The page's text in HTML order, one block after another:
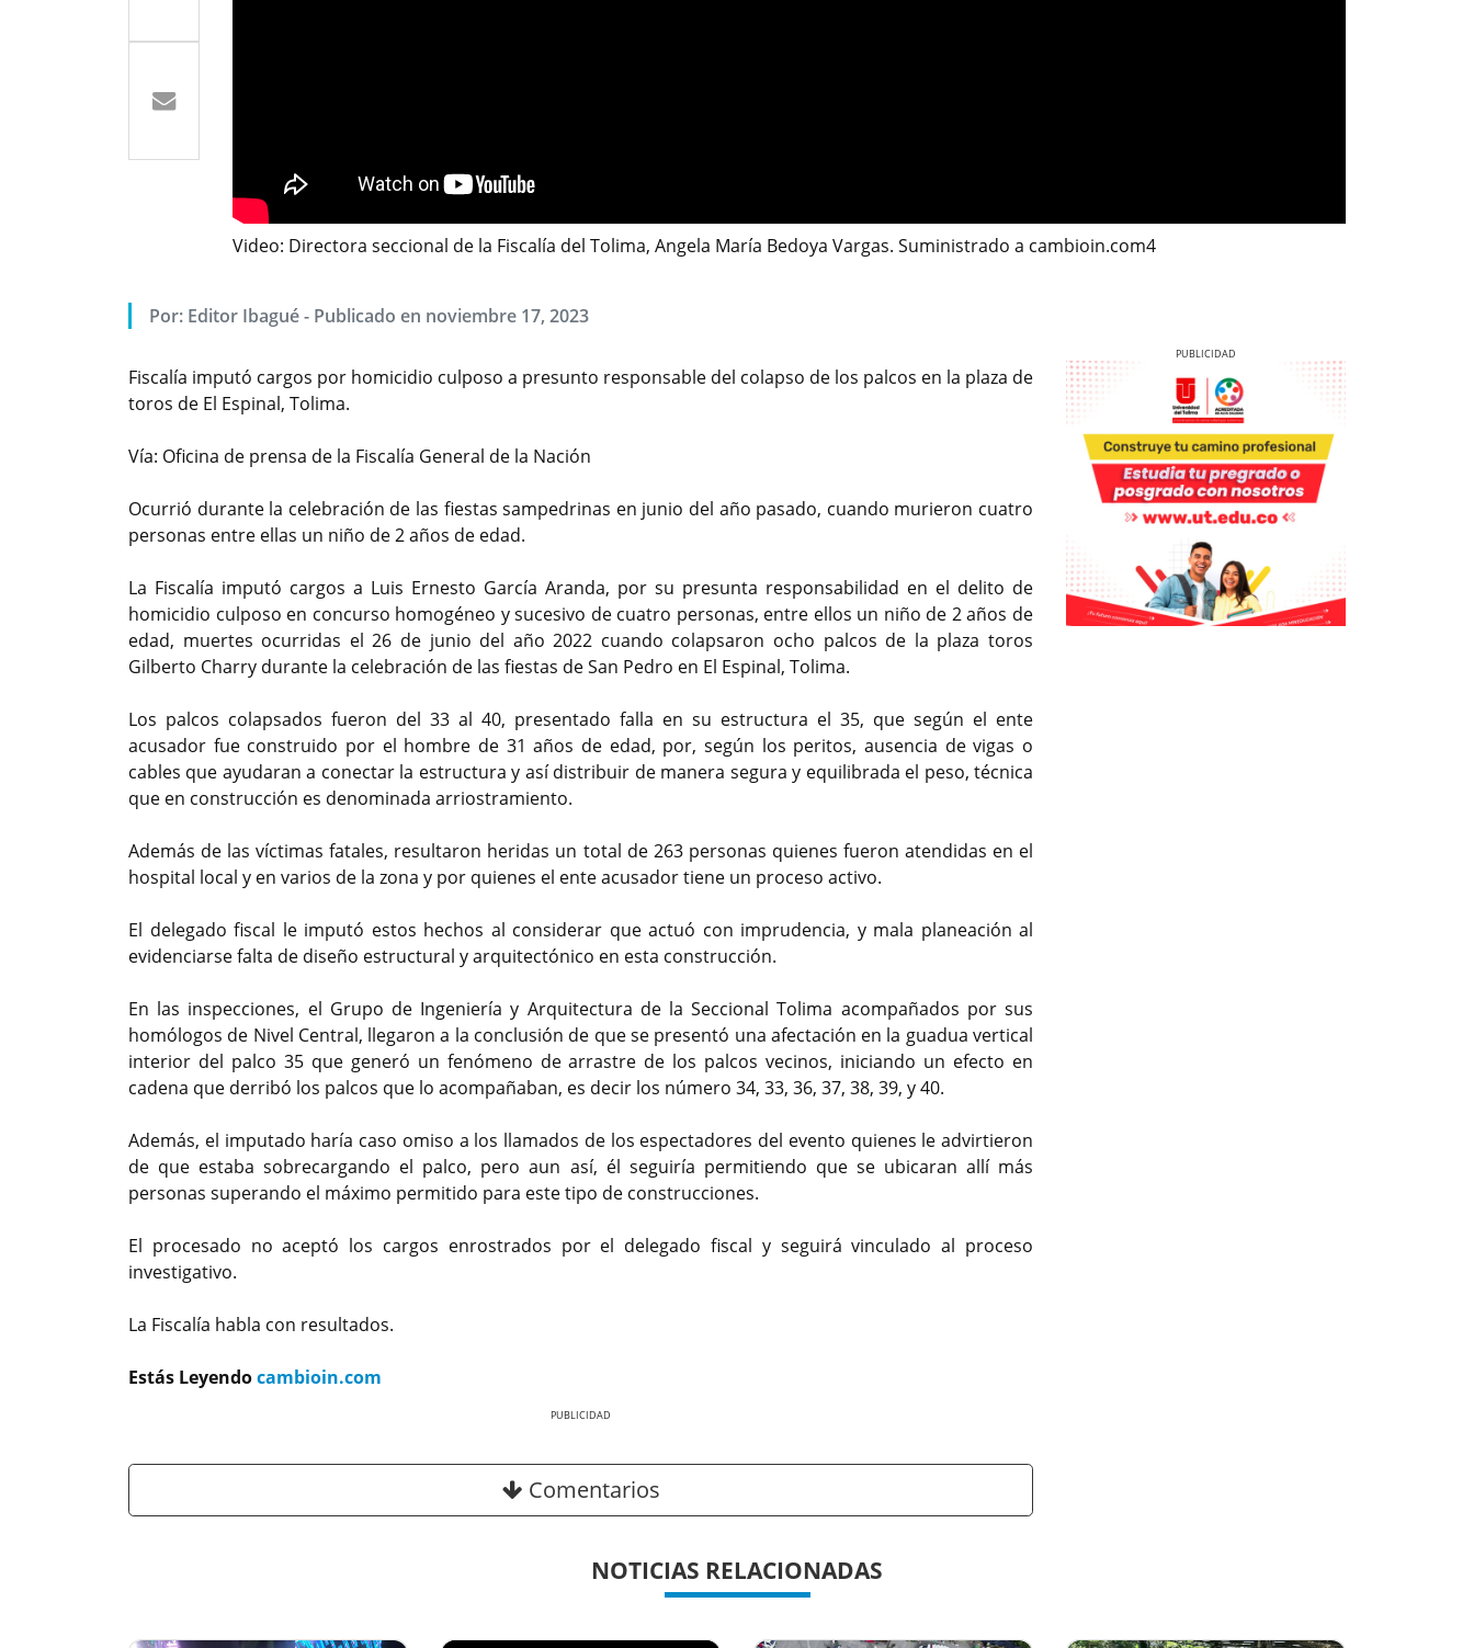
Video: Directora seccional de la Fiscalía del Tolima, Angela María Bedoya Vargas. Suministrado a cambioin.com4
Por: Editor Ibagué - Publicado en noviembre 17, 2023
Fiscalía imputó cargos por homicidio culposo a presunto responsable del colapso de los palcos en la plaza de
toros de El Espinal, Tolima.
Vía: Oficina de prensa de la Fiscalía General de la Nación
Ocurrió durante la celebración de las fiestas sampedrinas en junio del año pasado, cuando murieron cuatro
personas entre ellas un niño de 2 años de edad.
La Fiscalía imputó cargos a Luis Ernesto García Aranda, por su presunta responsabilidad en el delito de
homicidio culposo en concurso homogéneo y sucesivo de cuatro personas, entre ellos un niño de 2 años de
edad, muertes ocurridas el 26 de junio del año 2022 cuando colapsaron ocho palcos de la plaza toros
Gilberto Charry durante la celebración de las fiestas de San Pedro en El Espinal, Tolima.
Los palcos colapsados fueron del 33 al 40, presentado falla en su estructura el 35, que según el ente
acusador fue construido por el hombre de 31 años de edad, por, según los peritos, ausencia de vigas o
cables que ayudaran a conectar la estructura y así distribuir de manera segura y equilibrada el peso, técnica
que en construcción es denominada arriostramiento.
Además de las víctimas fatales, resultaron heridas un total de 263 personas quienes fueron atendidas en el
hospital local y en varios de la zona y por quienes el ente acusador tiene un proceso activo.
El delegado fiscal le imputó estos hechos al considerar que actuó con imprudencia, y mala planeación al
evidenciarse falta de diseño estructural y arquitectónico en esta construcción.
En las inspecciones, el Grupo de Ingeniería y Arquitectura de la Seccional Tolima acompañados por sus
homólogos de Nivel Central, llegaron a la conclusión de que se presentó una afectación en la guadua vertical
interior del palco 35 que generó un fenómeno de arrastre de los palcos vecinos, iniciando un efecto en
cadena que derribó los palcos que lo acompañaban, es decir los número 34, 33, 36, 37, 38, 39, y 40.
Además, el imputado haría caso omiso a los llamados de los espectadores del evento quienes le advirtieron
de que estaba sobrecargando el palco, pero aun así, él seguiría permitiendo que se ubicaran allí más
personas superando el máximo permitido para este tipo de construcciones.
El procesado no aceptó los cargos enrostrados por el delegado fiscal y seguirá vinculado al proceso
investigativo.
La Fiscalía habla con resultados.
Estás Leyendocambioin.com
Comentarios
Previous
NOTICIAS RELACIONADAS